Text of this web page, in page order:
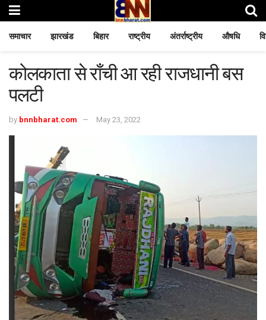
समाचार झारखंड बिहार राष्ट्रीय अंतर्राष्ट्रीय औषधि
कोलकाता से राँची आ रही राजधानी बस
पलटी
by bnnbharat.com May 23, 2022